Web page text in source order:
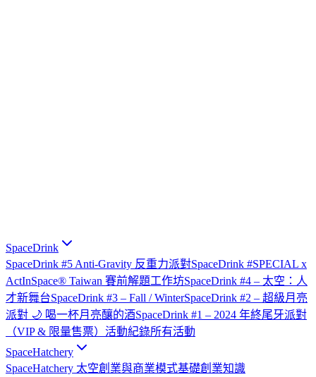
SpaceDrink
SpaceDrink #5 Anti-Gravity 反重力派對SpaceDrink #SPECIAL x
ActInSpace® Taiwan 賽前解題工作坊SpaceDrink #4 – 太空：人
才新舞台SpaceDrink #3 – Fall / WinterSpaceDrink #2 – 超級月亮
派對 🌙 喝一杯月亮釀的酒SpaceDrink #1 – 2024 年終尾牙派對
（VIP & 限量售票） 活動紀錄所有活動
SpaceHatchery
SpaceHatchery 太空創業與商業模式基礎創業知識